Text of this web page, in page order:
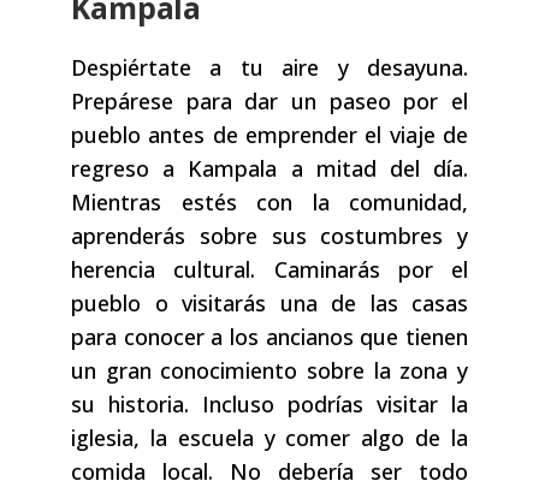
Despiértate a tu aire y desayuna.
Prepárese para dar un paseo por el
pueblo antes de emprender el viaje de
regreso a Kampala a mitad del día.
Mientras estés con la comunidad,
aprenderás sobre sus costumbres y
herencia cultural. Caminarás por el
pueblo o visitarás una de las casas
para conocer a los ancianos que tienen
un gran conocimiento sobre la zona y
su historia. Incluso podrías visitar la
iglesia, la escuela y comer algo de la
comida local. No debería ser todo